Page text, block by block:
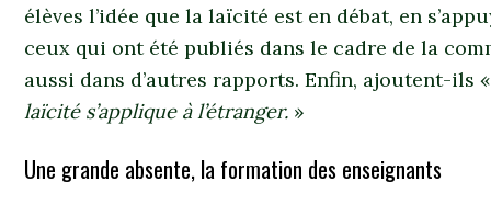
élèves l’idée que la laïcité est en débat, en
ceux qui ont été publiés dans le cadre de la
aussi dans d’autres rapports. Enfin, ajoutent-ils
laïcité s’applique à l’étranger. »
Une grande absente, la formation des enseignants